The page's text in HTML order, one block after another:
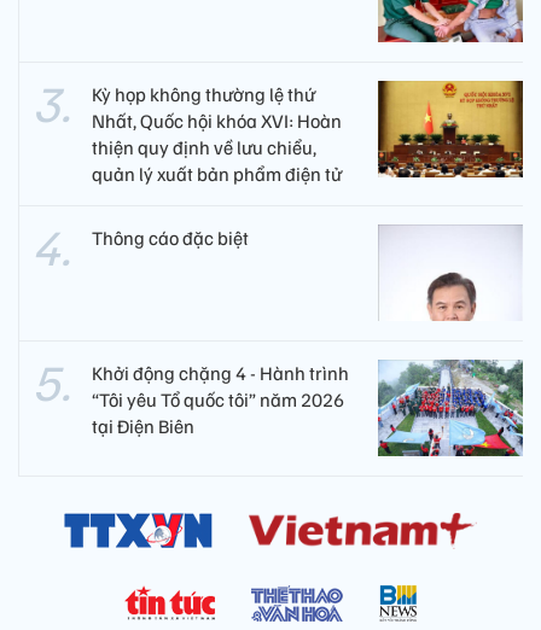
Kỳ họp không thường lệ thứ
Nhất, Quốc hội khóa XVI: Hoàn
thiện quy định về lưu chiểu,
quản lý xuất bản phẩm điện tử
Thông cáo đặc biệt
Khởi động chặng 4 - Hành trình
“Tôi yêu Tổ quốc tôi” năm 2026
tại Điện Biên